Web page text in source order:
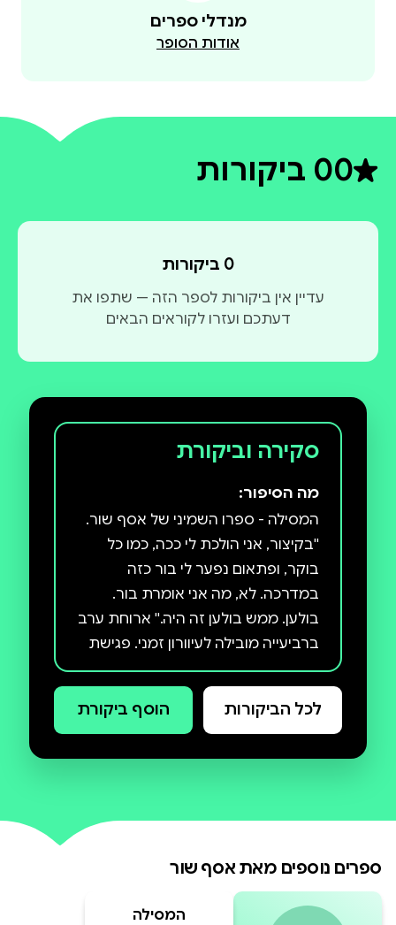
מנדלי ספרים
אודות הסופר
0דירוג ממוצע 0 מתוך 5
0 ביקורות
0 ביקורות
עדיין אין ביקורות לספר הזה — שתפו את
דעתכם ועזרו לקוראים הבאים
סקירה וביקורת
מה הסיפור:
המסילה - ספרו השמיני של אסף שור.
''בקיצור, אני הולכת לי ככה, כמו כל
בוקר, ופתאום נפער לי בור כזה
במדרכה. לא, מה אני אומרת בור.
בולען. ממש בולען זה היה.'' ארוחת ערב
ברביעייה מובילה לעיוורון זמני. פגישת
אהבים במלון אינה עולה יפה. רוכב
קטנוע שנחלץ מתאונה מגיע לבית
דודתו ומוצא שם דבר מפליא. על פני
מדודה ומדויקת, בכתיבה אינטימית
דמותה של חברה המגששת באפלה.
שלל הסיפורים, הדמויות ו
לכל הביקורות הוסף ביקורת
ספרים נוספים מאתאסף שור
המסילה